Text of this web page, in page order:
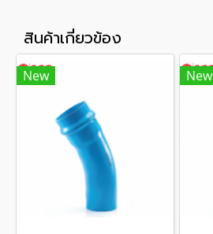
สินค้าเกี่ยวข้อง
New New